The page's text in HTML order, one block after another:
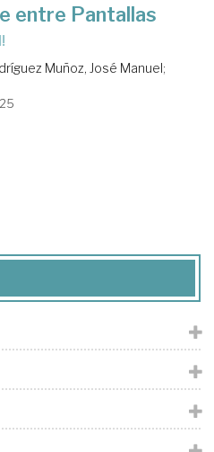
entre Pantallas
Muñoz, José Manuel;